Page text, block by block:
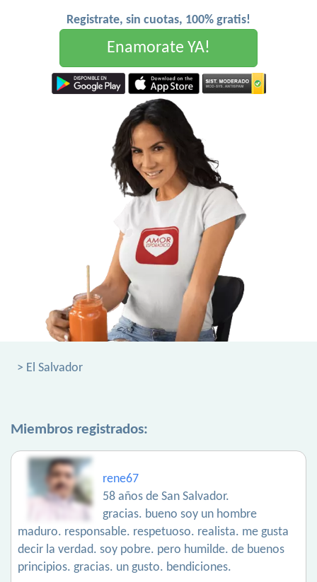
Registrate, sin cuotas, 100% gratis!
Enamorate YA!
> El Salvador
Miembros registrados:
rene67
58 años de San Salvador.
gracias. bueno soy un hombre
maduro. responsable. respetuoso. realista. me gusta
decir la verdad. soy pobre. pero humilde. de buenos
principios. gracias. un gusto. bendiciones.